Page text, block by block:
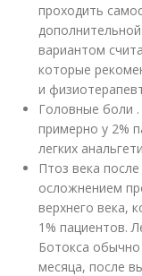
проходить
вариантом
которые
и
Головные боли
примерно у 2%
легких
Птоз века
осложнением
верхнего века,
1% пациентов.
Ботокса обычно
месяца, после